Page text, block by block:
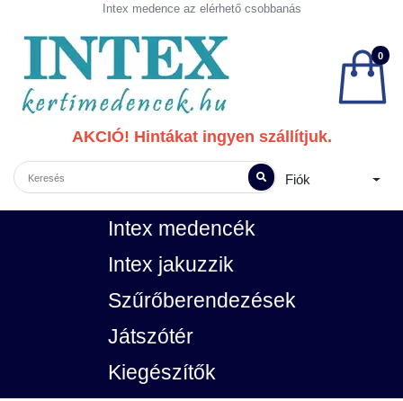
Intex medence az elérhető csobbanás
0
AKCIÓ! Hintákat ingyen szállítjuk.
Fiók
Intex medencék
Intex jakuzzik
Szűrőberendezések
Játszótér
Kiegészítők